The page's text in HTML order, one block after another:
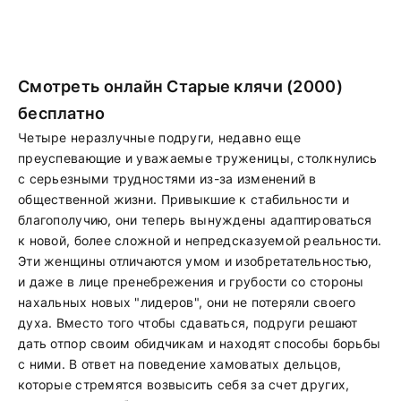
Смотреть онлайн Старые клячи (2000)
бесплатно
Четыре неразлучные подруги, недавно еще
преуспевающие и уважаемые труженицы, столкнулись
с серьезными трудностями из-за изменений в
общественной жизни. Привыкшие к стабильности и
благополучию, они теперь вынуждены адаптироваться
к новой, более сложной и непредсказуемой реальности.
Эти женщины отличаются умом и изобретательностью,
и даже в лице пренебрежения и грубости со стороны
нахальных новых "лидеров", они не потеряли своего
духа. Вместо того чтобы сдаваться, подруги решают
дать отпор своим обидчикам и находят способы борьбы
с ними. В ответ на поведение хамоватых дельцов,
которые стремятся возвысить себя за счет других,